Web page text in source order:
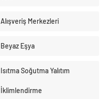
Alışveriş Merkezleri
Beyaz Eşya
Isıtma Soğutma Yalıtım
İklimlendirme